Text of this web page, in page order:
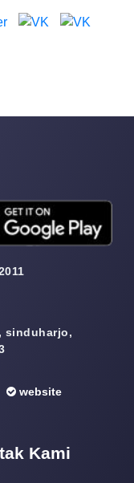
sinduharjo,
website
Kami